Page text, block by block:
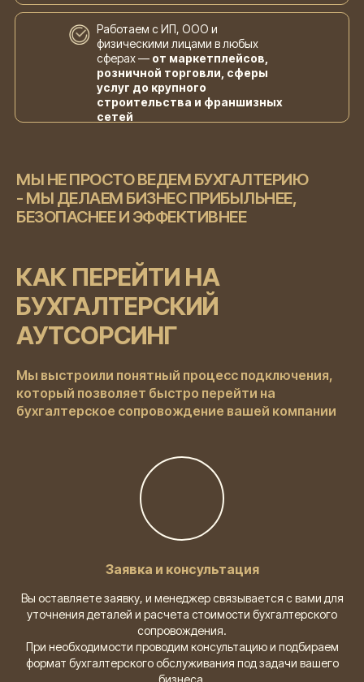
Работаем с ИП, ООО и
физическими лицами в любых
сферах — от маркетплейсов,
розничной торговли, сферы
услуг до крупного
строительства и франшизных
сетей
МЫ НЕ ПРОСТО ВЕДЕМ БУХГАЛТЕРИЮ
- МЫ ДЕЛАЕМ БИЗНЕС ПРИБЫЛЬНЕЕ,
БЕЗОПАСНЕЕ И ЭФФЕКТИВНЕЕ
КАК ПЕРЕЙТИ НА
БУХГАЛТЕРСКИЙ
АУТСОРСИНГ
Мы выстроили понятный процесс подключения,
который позволяет быстро перейти на
бухгалтерское сопровождение вашей компании
Заявка и консультация
Вы оставляете заявку, и менеджер связывается с вами для
уточнения деталей и расчета стоимости бухгалтерского
сопровождения.
При необходимости проводим консультацию и подбираем
формат бухгалтерского обслуживания под задачи вашего
бизнеса.